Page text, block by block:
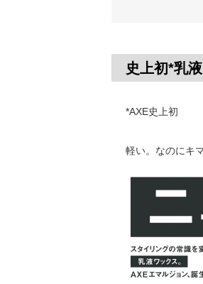
史上初*乳
*AXE史上初
軽い。なのにキ